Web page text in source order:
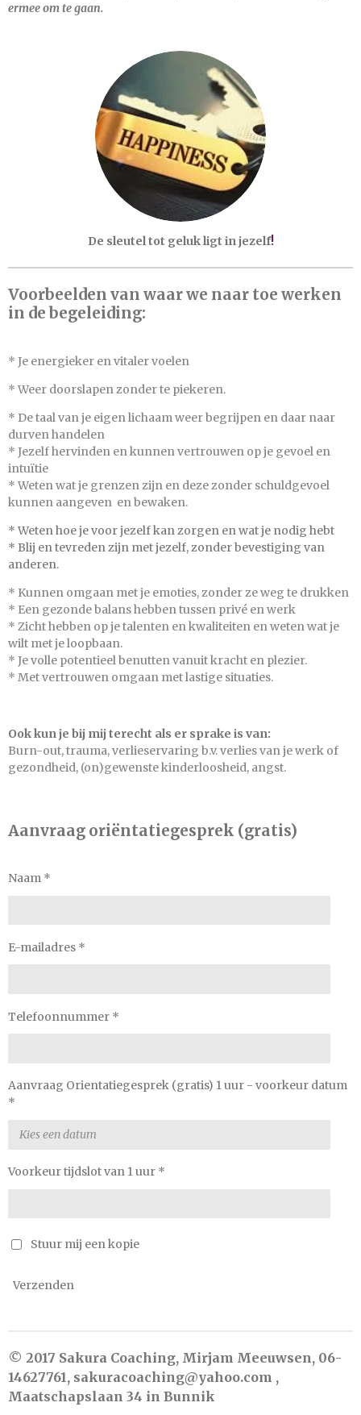
ermee om te gaan.
De sleutel tot geluk ligt in jezelf!
Voorbeelden van waar we naar toe werken
in de begeleiding:
* Je energieker en vitaler voelen
* Weer doorslapen zonder te piekeren.
* De taal van je eigen lichaam weer begrijpen en daar naar
durven handelen
* Jezelf hervinden en kunnen vertrouwen op je gevoel en
intuïtie
* Weten wat je grenzen zijn en deze zonder schuldgevoel
kunnen aangeven en bewaken.
* Weten hoe je voor jezelf kan zorgen en wat je nodig hebt
* Blij en tevreden zijn met jezelf, zonder bevestiging van
anderen.
* Kunnen omgaan met je emoties, zonder ze weg te drukken
* Een gezonde balans hebben tussen privé en werk
* Zicht hebben op je talenten en kwaliteiten en weten wat je
wilt met je loopbaan.
* Je volle potentieel benutten vanuit kracht en plezier.
* Met vertrouwen omgaan met lastige situaties.
Ook kun je bij mij terecht als er sprake is van:
Burn-out, trauma, verlieservaring b.v. verlies van je werk of
gezondheid, (on)gewenste kinderloosheid, angst.
Aanvraag oriëntatiegesprek (gratis)
Naam *
E-mailadres *
Telefoonnummer *
Aanvraag Orientatiegesprek (gratis) 1 uur - voorkeur datum
*
Voorkeur tijdslot van 1 uur *
Stuur mij een kopie
Verzenden
© 2017 Sakura Coaching, Mirjam Meeuwsen, 06-
14627761, sakuracoaching@yahoo.com ,
Maatschapslaan 34 in Bunnik